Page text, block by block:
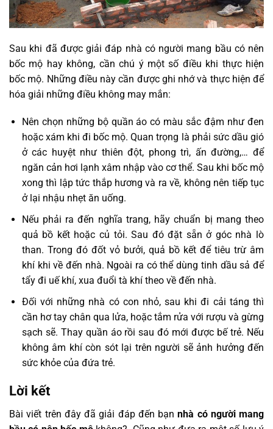
Sau khi đã được giải đáp nhà có người mang bầu có nên
bốc mộ hay không, cần chú ý một số điều khi thực hiện
bốc mộ. Những điều này cần được ghi nhớ và thực hiện để
hóa giải những điều không may mắn:
Nên chọn những bộ quần áo có màu sắc đậm như đen
hoặc xám khi đi bốc mộ. Quan trọng là phải sức dầu gió
ở các huyệt như thiên đột, phong trì, ấn đường,… để
ngăn cản hơi lạnh xâm nhập vào cơ thể. Sau khi bốc mộ
xong thì lập tức thắp hương và ra về, không nên tiếp tục
ở lại nhậu nhẹt ăn uống.
Nếu phải ra đến nghĩa trang, hãy chuẩn bị mang theo
quả bồ kết hoặc củ tỏi. Sau đó đặt sẵn ở góc nhà lò
than. Trong đó đốt vỏ bưởi, quả bồ kết để tiêu trừ âm
khí khi về đến nhà. Ngoài ra có thể dùng tinh dầu sả để
tẩy đi uế khí, xua đuổi tà khí theo về đến nhà.
Đối với những nhà có con nhỏ, sau khi đi cải táng thì
cần hơ tay chân qua lửa, hoặc tắm rửa với rượu và gừng
sạch sẽ. Thay quần áo rồi sau đó mới được bế trẻ. Nếu
không âm khí còn sót lại trên người sẽ ảnh hưởng đến
sức khỏe của đứa trẻ.
Lời kết
Bài viết trên đây đã giải đáp đến bạnnhà có người mang